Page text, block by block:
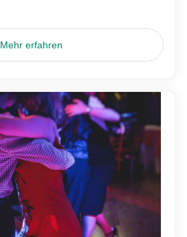
Mehr erfahren